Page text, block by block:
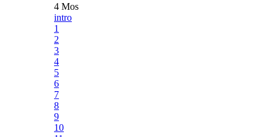
4 Mos
intro
1
2
3
4
5
6
7
8
9
10